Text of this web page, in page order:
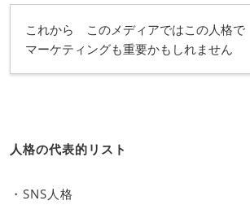
これから このメディアではこの人格
マーケティングも重要かもしれません
人格の代表的リスト
・SNS人格